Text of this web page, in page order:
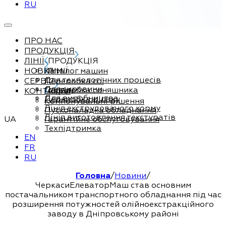
RU
ПРО НАС
ПРОДУКЦІЯ
ПРОДУКЦІЯ
Каталог машин
Для технологічних процесів
Для сировини
Для виробництва
ЛІНІЇ
ЛІНІЇ
Переробка сої
Переробка соняшника
Переробка ріпаку
Лінія екструдованого корму
Лінія виготовлення текстуратів
НОВИНИ
СЕРВІС
Сервіс
Компонувальні рішення
Пусконаладка обладнання
Гарантійне обслуговування
Техпідтримка
КОНТАКТИ
UA
EN
FR
RU
Головна/Новини/
ЧеркасиЕлеваторМаш став основним
постачальником транспортного обладнання під час
розширення потужностей олійноекстракційного
заводу в Дніпровському районі